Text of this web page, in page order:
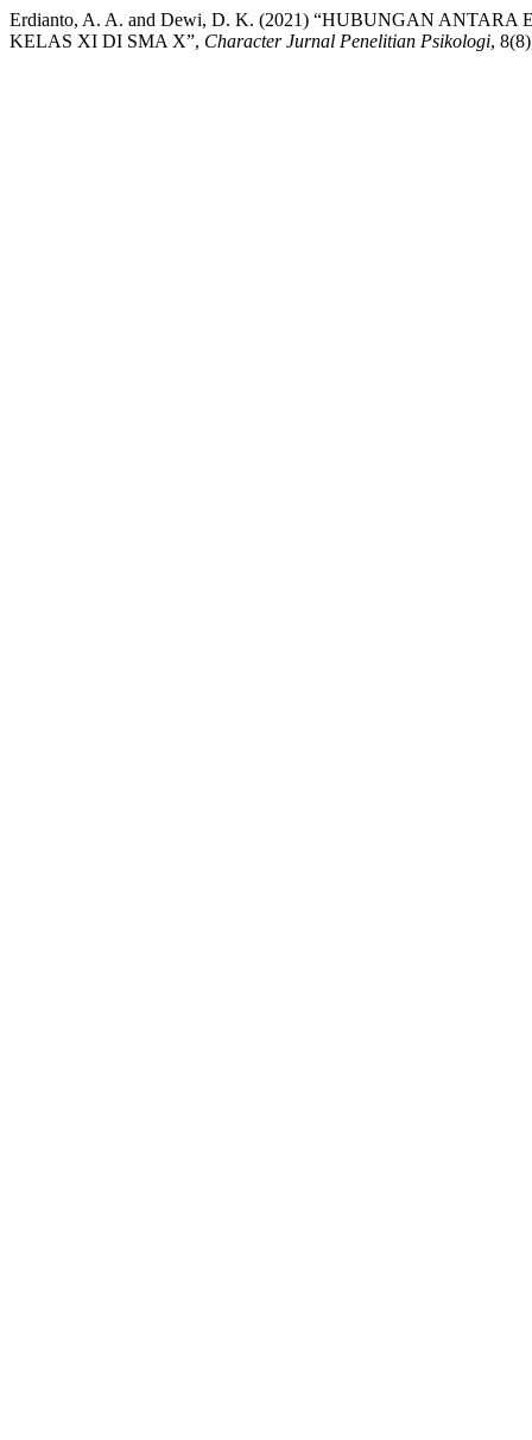
Erdianto, A. A. and Dewi, D. K. (2021) “HUBUNGAN
KELAS XI DI SMA X”, Character Jurnal Penelitian Psikologi,